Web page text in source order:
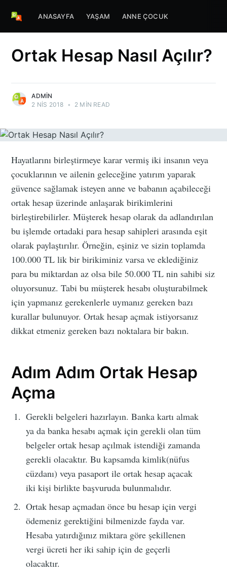
ANASAYFA YAŞAM ANNE ÇOCUK
Ortak Hesap Nasıl Açılır?
ADMIN
2 NIS 2018 • 2 MIN READ
Hayatlarını birleştirmeye karar vermiş iki insanın veya
çocuklarının ve ailenin geleceğine yatırım yaparak
güvence sağlamak isteyen anne ve babanın açabileceği
ortak hesap üzerinde anlaşarak birikimlerini
birleştirebilirler. Müşterek hesap olarak da adlandırılan
bu işlemde ortadaki para hesap sahipleri arasında eşit
olarak paylaştırılır. Örneğin, eşiniz ve sizin toplamda
100.000 TL lik bir birikiminiz varsa ve eklediğiniz
para bu miktardan az olsa bile 50.000 TL nin sahibi siz
oluyorsunuz. Tabi bu müşterek hesabı oluşturabilmek
için yapmanız gerekenlerle uymanız gereken bazı
kurallar bulunuyor. Ortak hesap açmak istiyorsanız
dikkat etmeniz gereken bazı noktalara bir bakın.
Adım Adım Ortak Hesap
Açma
Gerekli belgeleri hazırlayın. Banka kartı almak
ya da banka hesabı açmak için gerekli olan tüm
belgeler ortak hesap açılmak istendiği zamanda
gerekli olacaktır. Bu kapsamda kimlik(nüfus
cüzdanı) veya pasaport ile ortak hesap açacak
iki kişi birlikte başvuruda bulunmalıdır.
Ortak hesap açmadan önce bu hesap için vergi
ödemeniz gerektiğini bilmenizde fayda var.
Hesaba yatırdığınız miktara göre şekillenen
vergi ücreti her iki sahip için de geçerli
olacaktır.